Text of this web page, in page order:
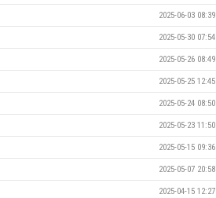
2025-06-03 08:39
2025-05-30 07:54
2025-05-26 08:49
2025-05-25 12:45
2025-05-24 08:50
2025-05-23 11:50
2025-05-15 09:36
2025-05-07 20:58
2025-04-15 12:27